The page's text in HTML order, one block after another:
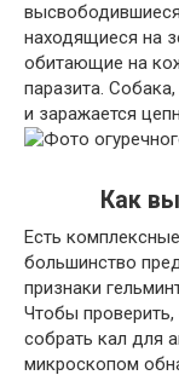
находящиеся на
обитающие на
паразита.
и заражается
Как
Есть
большинство
признаки
Чтобы
собрать кал для
микроскопом